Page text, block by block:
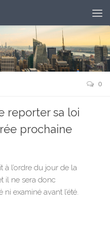
0
reporter sa loi
prochaine
à l’ordre du jour de la
il ne sera donc
examiné avant l’été.